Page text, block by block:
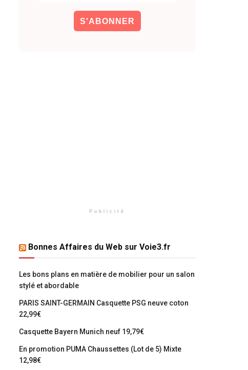
Publicité
Bonnes Affaires du Web sur Voie3.fr
Les bons plans en matière de mobilier pour un salon
stylé et abordable
PARIS SAINT-GERMAIN Casquette PSG neuve coton
22,99€
Casquette Bayern Munich neuf 19,79€
En promotion PUMA Chaussettes (Lot de 5) Mixte
12,98€